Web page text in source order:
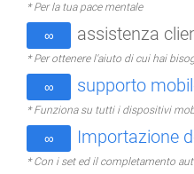
* Per la tua pace mentale
∞ assistenza
* Per ottenere l'aiuto di cui hai
∞ supporto
* Funziona su tutti i dispositivi
∞ Importazione
* Con i set ed il completamento